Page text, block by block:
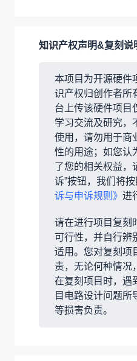
知识产权声明&复刻说
本项目为开源硬件
识产权归创作者所
台上传该硬件项目
学习交流及研究，
使用，请勿用于商
性的用途；如您认
了您的相关权益，
诉”按钮，我们将按
诉与申诉规则》 进
请在进行项目复刻
可行性，并自行辨
适用。您对复刻项
责，无论何种情况
在复刻项目时，遇
目电路设计问题所
等损害负责。